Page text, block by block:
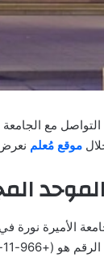
التواصل مع
موقع مُعلم
الأميرة
11-82-20000).